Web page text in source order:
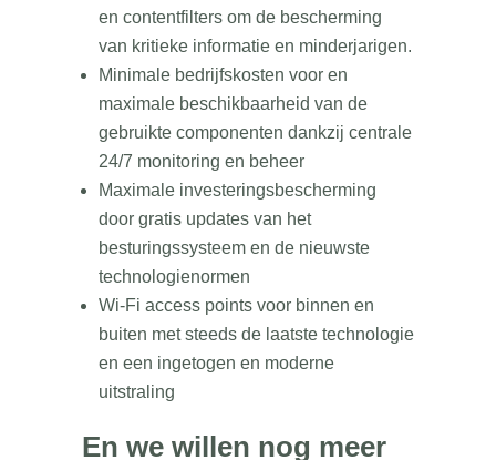
en contentfilters om de bescherming
van kritieke informatie en minderjarigen.
Minimale bedrijfskosten voor en
maximale beschikbaarheid van de
gebruikte componenten dankzij centrale
24/7 monitoring en beheer
Maximale investeringsbescherming
door gratis updates van het
besturingssysteem en de nieuwste
technologienormen
Wi-Fi access points voor binnen en
buiten met steeds de laatste technologie
en een ingetogen en moderne
uitstraling
En we willen nog meer